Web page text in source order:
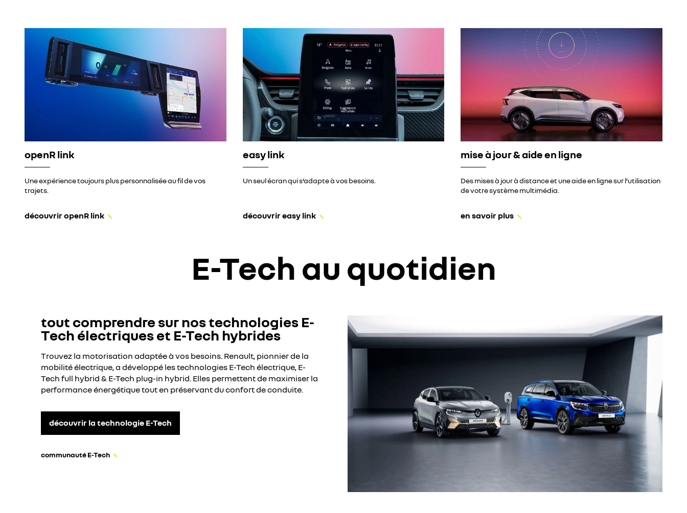
openR link
Une expérience toujours plus personnalisée au fil de vos
trajets.
découvrir openR link
easy link
Un seul écran qui s‘adapte à vos besoins.
découvrir easy link
mise à jour & aide en ligne
Des mises à jour à distance et une aide en ligne sur l’utilisation
de votre système multimédia.
en savoir plus
E-Tech au quotidien
tout comprendre sur nos technologies E-
Tech électriques et E-Tech hybrides
Trouvez la motorisation adaptée à vos besoins. Renault, pionnier de la
mobilité électrique, a développé les technologies E-Tech électrique, E-
Tech full hybrid & E-Tech plug-in hybrid. Elles permettent de maximiser la
performance énergétique tout en préservant du confort de conduite.
découvrir la technologie E-Tech
communauté E-Tech